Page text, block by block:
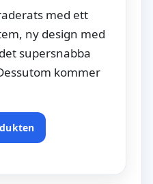
med ett
ny design med
supersnabba
kommer